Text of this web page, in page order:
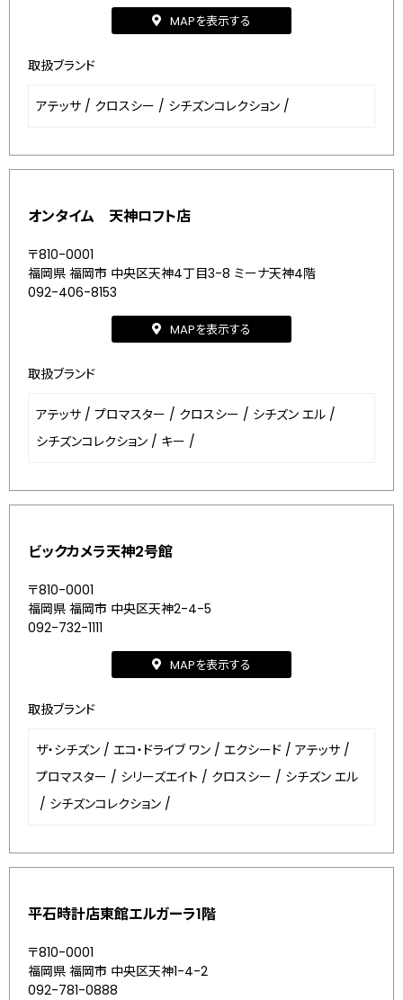
MAPを表示する
取扱ブランド
アテッサ / クロスシー / シチズンコレクション /
オンタイム 天神ロフト店
〒810-0001
福岡県 福岡市 中央区天神4丁目3-8 ミーナ天神4階
092-406-8153
MAPを表示する
取扱ブランド
アテッサ / プロマスター / クロスシー / シチズン エル /
シチズンコレクション / キー /
ビックカメラ天神2号館
〒810-0001
福岡県 福岡市 中央区天神2-4-5
092-732-1111
MAPを表示する
取扱ブランド
ザ・シチズン / エコ・ドライブ ワン / エクシード / アテッサ /
プロマスター / シリーズエイト / クロスシー / シチズン エル
/ シチズンコレクション /
平石時計店東館エルガーラ1階
〒810-0001
福岡県 福岡市 中央区天神1-4-2
092-781-0888